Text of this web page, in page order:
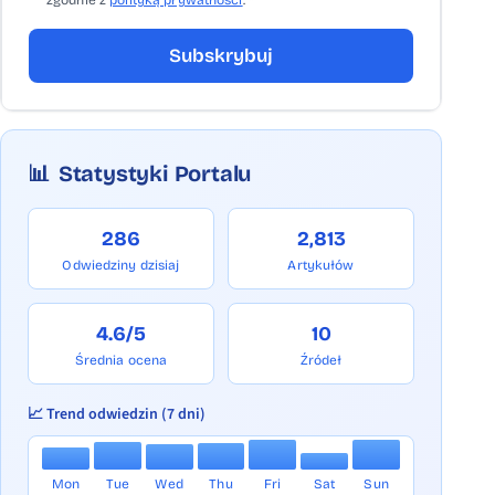
Subskrybuj
📊 Statystyki Portalu
286
Odwiedziny dzisiaj
2,813
Artykułów
4.6/5
Średnia ocena
10
Źródeł
📈 Trend odwiedzin (7 dni)
Mon Tue Wed Thu Fri Sat Sun